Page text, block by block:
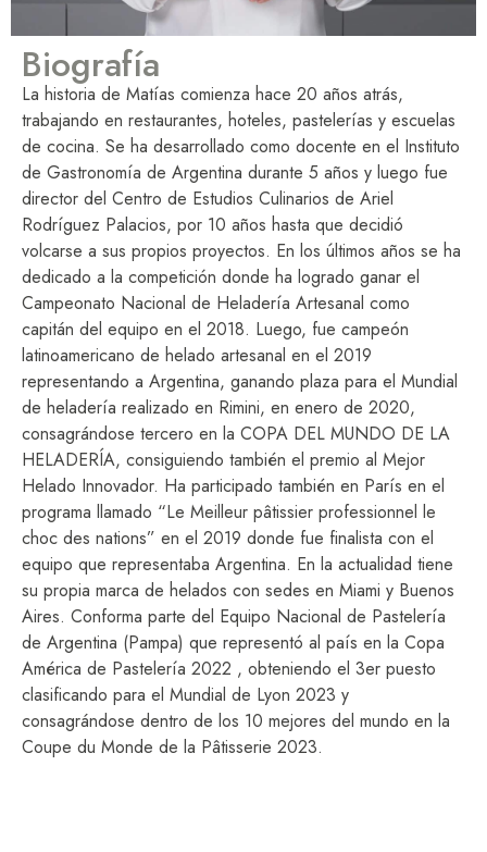
Biografía
La historia de Matías comienza hace 20 años atrás,
trabajando en restaurantes, hoteles, pastelerías y escuelas
de cocina. Se ha desarrollado como docente en el Instituto
de Gastronomía de Argentina durante 5 años y luego fue
director del Centro de Estudios Culinarios de Ariel
Rodríguez Palacios, por 10 años hasta que decidió
volcarse a sus propios proyectos. En los últimos años se ha
dedicado a la competición donde ha logrado ganar el
Campeonato Nacional de Heladería Artesanal como
capitán del equipo en el 2018. Luego, fue campeón
latinoamericano de helado artesanal en el 2019
representando a Argentina, ganando plaza para el Mundial
de heladería realizado en Rimini, en enero de 2020,
consagrándose tercero en la COPA DEL MUNDO DE LA
HELADERÍA, consiguiendo también el premio al Mejor
Helado Innovador. Ha participado también en París en el
programa llamado “Le Meilleur pâtissier professionnel le
choc des nations” en el 2019 donde fue finalista con el
equipo que representaba Argentina. En la actualidad tiene
su propia marca de helados con sedes en Miami y Buenos
Aires. Conforma parte del Equipo Nacional de Pastelería
de Argentina (Pampa) que representó al país en la Copa
América de Pastelería 2022 , obteniendo el 3er puesto
clasificando para el Mundial de Lyon 2023 y
consagrándose dentro de los 10 mejores del mundo en la
Coupe du Monde de la Pâtisserie 2023.